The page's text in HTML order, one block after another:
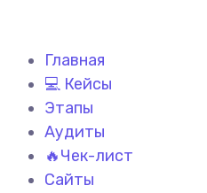
Главная
💻 Кейсы
Этапы
Аудиты
🔥Чек-лист
Сайты